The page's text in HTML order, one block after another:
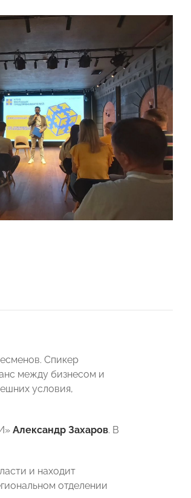
Спикер
между бизнесом и
условия,
Александр Захаров. В
и находит
отделении